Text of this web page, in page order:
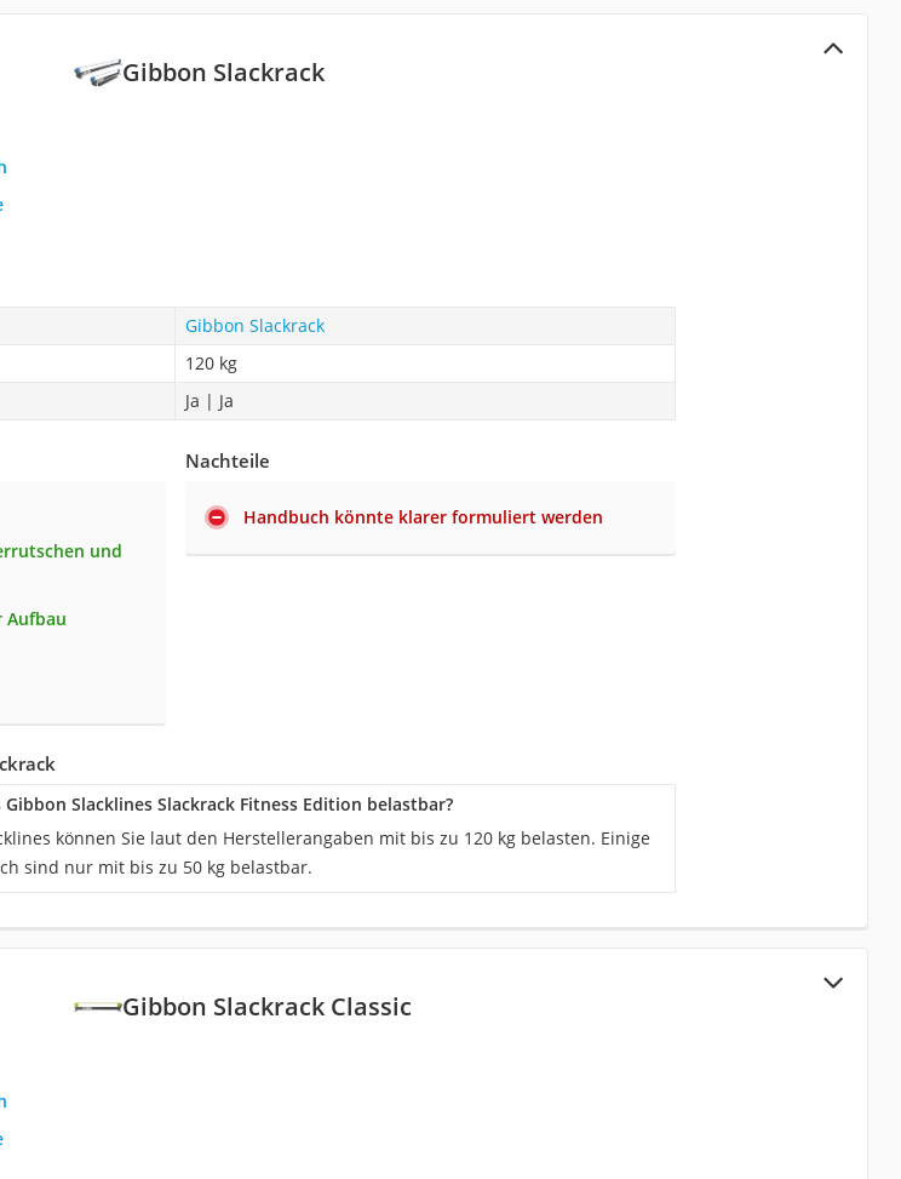
Gibbon Slackrack
Gibbon Slackrack
120 kg
Ja | Ja
und
Aufbau
Nachteile
Handbuch könnte klarer formuliert werden
Slacklines Slackrack Fitness Edition belastbar?
können Sie laut den Herstellerangaben mit bis zu 120 kg belasten. Einige
sind nur mit bis zu 50 kg belastbar.
Gibbon Slackrack Classic